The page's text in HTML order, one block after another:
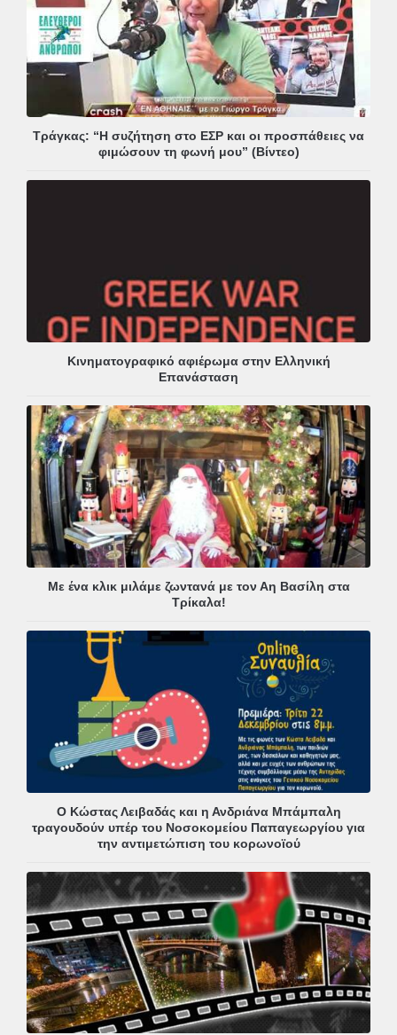
Τράγκας: “Η συζήτηση στο ΕΣΡ και οι προσπάθειες να
φιμώσουν τη φωνή μου” (Βίντεο)
Κινηματογραφικό αφιέρωμα στην Ελληνική
Επανάσταση
Με ένα κλικ μιλάμε ζωντανά με τον Αη Βασίλη στα
Τρίκαλα!
Ο Κώστας Λειβαδάς και η Ανδριάνα Μπάμπαλη
τραγουδούν υπέρ του Νοσοκομείου Παπαγεωργίου για
την αντιμετώπιση του κορωνοϊού